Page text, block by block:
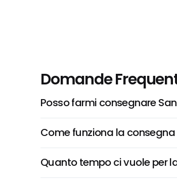
Domande
Posso farmi consegnare
Come funziona la
Quanto tempo ci vuole per